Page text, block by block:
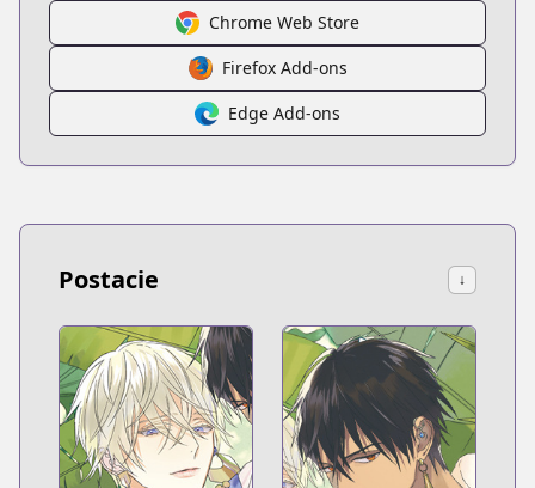
Chrome Web Store
Firefox Add-ons
Edge Add-ons
Postacie ↓